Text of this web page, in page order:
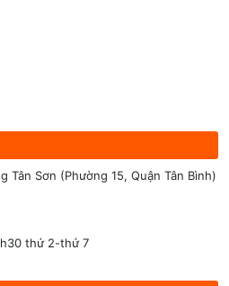
Tân Sơn (Phường 15, Quận Tân Bình)
thứ 2-thứ 7